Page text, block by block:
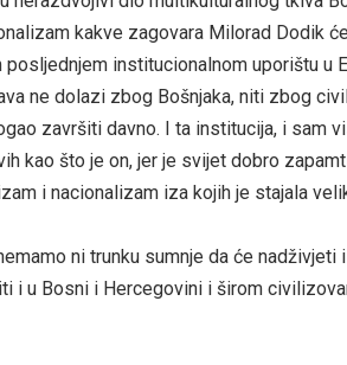
kakve zagovara Milorad Dodik
institucionalnom uporištu u
ne dolazi zbog Bošnjaka, niti zbog
završiti davno. I ta institucija, i sam
kao što je on, jer je svijet dobro
i nacionalizam iza kojih je stajala
ni trunku sumnje da će nadživjeti
i u Bosni i Hercegovini i širom